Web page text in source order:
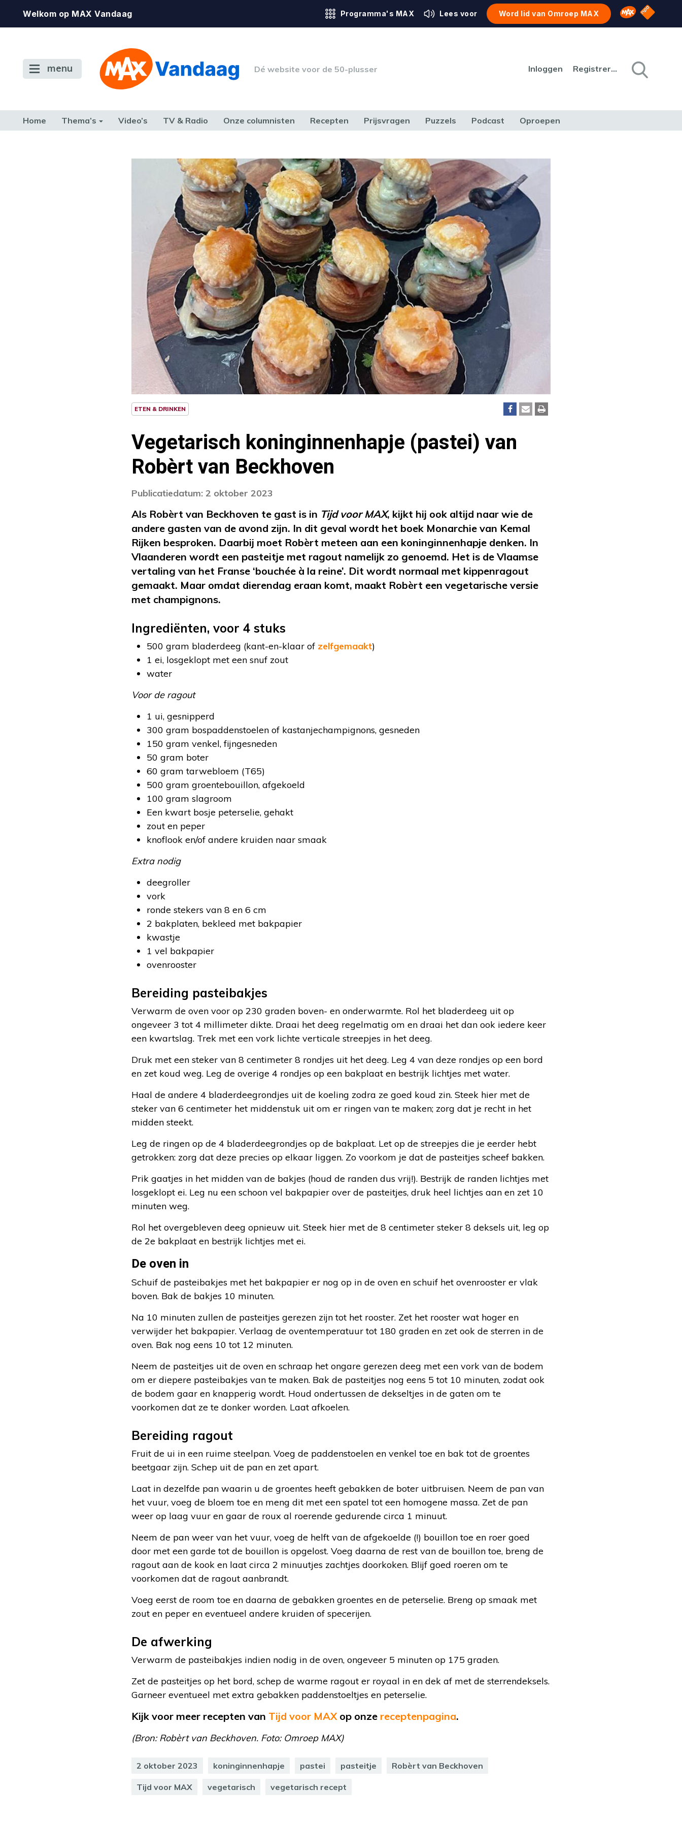
Welkom op MAX Vandaag Programma's MAX Lees voor Word lid van Omroep MAX Omroep MAX
NPO
menu Dé website voor de 50-plusser Inloggen Registreren
Home Thema’s Video’s TV & Radio Onze columnisten Recepten Prijsvragen Puzzels Podcast Oproepen
ETEN & DRINKEN
Vegetarisch koninginnenhapje (pastei) van
Robèrt van Beckhoven
Publicatiedatum: 2 oktober 2023
Als Robèrt van Beckhoven te gast is in Tijd voor MAX, kijkt hij ook altijd naar wie de
andere gasten van de avond zijn. In dit geval wordt het boek Monarchie van Kemal
Rijken besproken. Daarbij moet Robèrt meteen aan een koninginnenhapje denken. In
Vlaanderen wordt een pasteitje met ragout namelijk zo genoemd. Het is de Vlaamse
vertaling van het Franse ‘bouchée à la reine’. Dit wordt normaal met kippenragout
gemaakt. Maar omdat dierendag eraan komt, maakt Robèrt een vegetarische versie
met champignons.
Ingrediënten, voor 4 stuks
500 gram bladerdeeg (kant-en-klaar of zelfgemaakt)
1 ei, losgeklopt met een snuf zout
water
Voor de ragout
1 ui, gesnipperd
300 gram bospaddenstoelen of kastanjechampignons, gesneden
150 gram venkel, fijngesneden
50 gram boter
60 gram tarwebloem (T65)
500 gram groentebouillon, afgekoeld
100 gram slagroom
Een kwart bosje peterselie, gehakt
zout en peper
knoflook en/of andere kruiden naar smaak
Extra nodig
deegroller
vork
ronde stekers van 8 en 6 cm
2 bakplaten, bekleed met bakpapier
kwastje
1 vel bakpapier
ovenrooster
Bereiding pasteibakjes
Verwarm de oven voor op 230 graden boven- en onderwarmte. Rol het bladerdeeg uit op
ongeveer 3 tot 4 millimeter dikte. Draai het deeg regelmatig om en draai het dan ook iedere keer
een kwartslag. Trek met een vork lichte verticale streepjes in het deeg.
Druk met een steker van 8 centimeter 8 rondjes uit het deeg. Leg 4 van deze rondjes op een bord
en zet koud weg. Leg de overige 4 rondjes op een bakplaat en bestrijk lichtjes met water.
Haal de andere 4 bladerdeegrondjes uit de koeling zodra ze goed koud zin. Steek hier met de
steker van 6 centimeter het middenstuk uit om er ringen van te maken; zorg dat je recht in het
midden steekt.
Leg de ringen op de 4 bladerdeegrondjes op de bakplaat. Let op de streepjes die je eerder hebt
getrokken: zorg dat deze precies op elkaar liggen. Zo voorkom je dat de pasteitjes scheef bakken.
Prik gaatjes in het midden van de bakjes (houd de randen dus vrij!). Bestrijk de randen lichtjes met
losgeklopt ei. Leg nu een schoon vel bakpapier over de pasteitjes, druk heel lichtjes aan en zet 10
minuten weg.
Rol het overgebleven deeg opnieuw uit. Steek hier met de 8 centimeter steker 8 deksels uit, leg op
de 2e bakplaat en bestrijk lichtjes met ei.
De oven in
Schuif de pasteibakjes met het bakpapier er nog op in de oven en schuif het ovenrooster er vlak
boven. Bak de bakjes 10 minuten.
Na 10 minuten zullen de pasteitjes gerezen zijn tot het rooster. Zet het rooster wat hoger en
verwijder het bakpapier. Verlaag de oventemperatuur tot 180 graden en zet ook de sterren in de
oven. Bak nog eens 10 tot 12 minuten.
Neem de pasteitjes uit de oven en schraap het ongare gerezen deeg met een vork van de bodem
om er diepere pasteibakjes van te maken. Bak de pasteitjes nog eens 5 tot 10 minuten, zodat ook
de bodem gaar en knapperig wordt. Houd ondertussen de dekseltjes in de gaten om te
voorkomen dat ze te donker worden. Laat afkoelen.
Bereiding ragout
Fruit de ui in een ruime steelpan. Voeg de paddenstoelen en venkel toe en bak tot de groentes
beetgaar zijn. Schep uit de pan en zet apart.
Laat in dezelfde pan waarin u de groentes heeft gebakken de boter uitbruisen. Neem de pan van
het vuur, voeg de bloem toe en meng dit met een spatel tot een homogene massa. Zet de pan
weer op laag vuur en gaar de roux al roerende gedurende circa 1 minuut.
Neem de pan weer van het vuur, voeg de helft van de afgekoelde (!) bouillon toe en roer goed
door met een garde tot de bouillon is opgelost. Voeg daarna de rest van de bouillon toe, breng de
ragout aan de kook en laat circa 2 minuutjes zachtjes doorkoken. Blijf goed roeren om te
voorkomen dat de ragout aanbrandt.
Voeg eerst de room toe en daarna de gebakken groentes en de peterselie. Breng op smaak met
zout en peper en eventueel andere kruiden of specerijen.
De afwerking
Verwarm de pasteibakjes indien nodig in de oven, ongeveer 5 minuten op 175 graden.
Zet de pasteitjes op het bord, schep de warme ragout er royaal in en dek af met de sterrendeksels.
Garneer eventueel met extra gebakken paddenstoeltjes en peterselie.
Kijk voor meer recepten van Tijd voor MAX op onze receptenpagina.
(Bron: Robèrt van Beckhoven. Foto: Omroep MAX)
2 oktober 2023 koninginnenhapje pastei pasteitje Robèrt van Beckhoven
Tijd voor MAX vegetarisch vegetarisch recept